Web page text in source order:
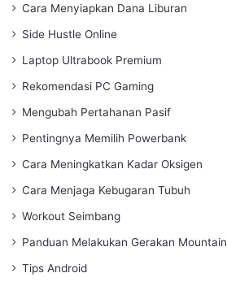
Cara Menyiapkan Dana Liburan
Side Hustle Online
Laptop Ultrabook Premium
Rekomendasi PC Gaming
Mengubah Pertahanan Pasif
Pentingnya Memilih Powerbank
Cara Meningkatkan Kadar Oksigen
Cara Menjaga Kebugaran Tubuh
Workout Seimbang
Panduan Melakukan Gerakan Mountain
Tips Android